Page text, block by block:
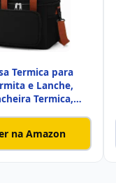
Termica para
e Lanche,
Termica,
na Amazon